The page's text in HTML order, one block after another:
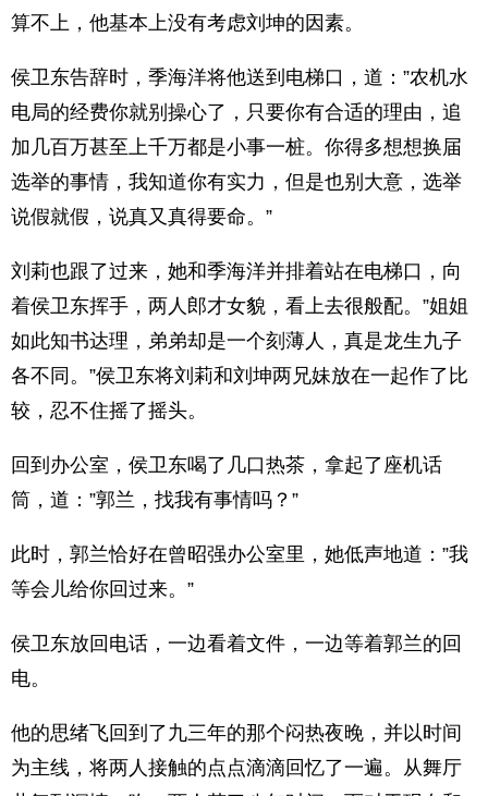
算不上，他基本上没有考虑刘坤的因素。
侯卫东告辞时，季海洋将他送到电梯口，道：”农机水
电局的经费你就别操心了，只要你有合适的理由，追
加几百万甚至上千万都是小事一桩。你得多想想换届
选举的事情，我知道你有实力，但是也别大意，选举
说假就假，说真又真得要命。”
刘莉也跟了过来，她和季海洋并排着站在电梯口，向
着侯卫东挥手，两人郎才女貌，看上去很般配。”姐姐
如此知书达理，弟弟却是一个刻薄人，真是龙生九子
各不同。”侯卫东将刘莉和刘坤两兄妹放在一起作了比
较，忍不住摇了摇头。
回到办公室，侯卫东喝了几口热茶，拿起了座机话
筒，道：”郭兰，找我有事情吗？”
此时，郭兰恰好在曾昭强办公室里，她低声地道：”我
等会儿给你回过来。”
侯卫东放回电话，一边看着文件，一边等着郭兰的回
电。
他的思绪飞回到了九三年的那个闷热夜晚，并以时间
为主线，将两人接触的点点滴滴回忆了一遍。从舞厅